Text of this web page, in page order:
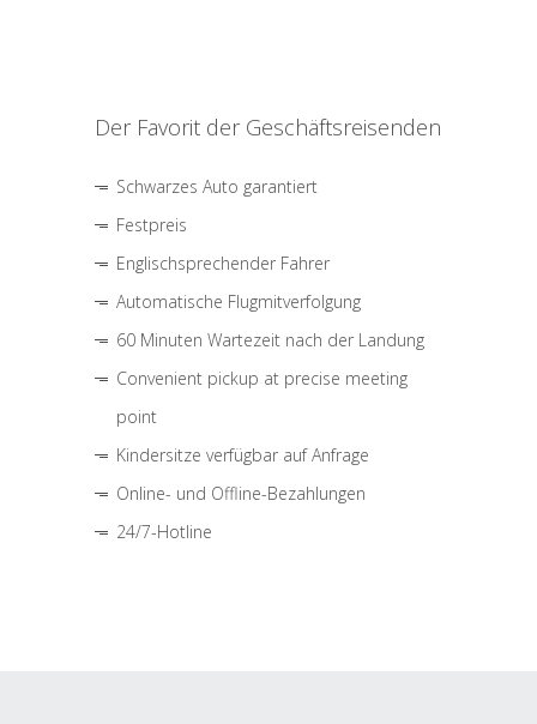
Der Favorit der Geschäftsreisenden
Schwarzes Auto garantiert
Festpreis
Englischsprechender Fahrer
Automatische Flugmitverfolgung
60 Minuten Wartezeit nach der Landung
Convenient pickup at precise meeting
point
Kindersitze verfügbar auf Anfrage
Online- und Offline-Bezahlungen
24/7-Hotline